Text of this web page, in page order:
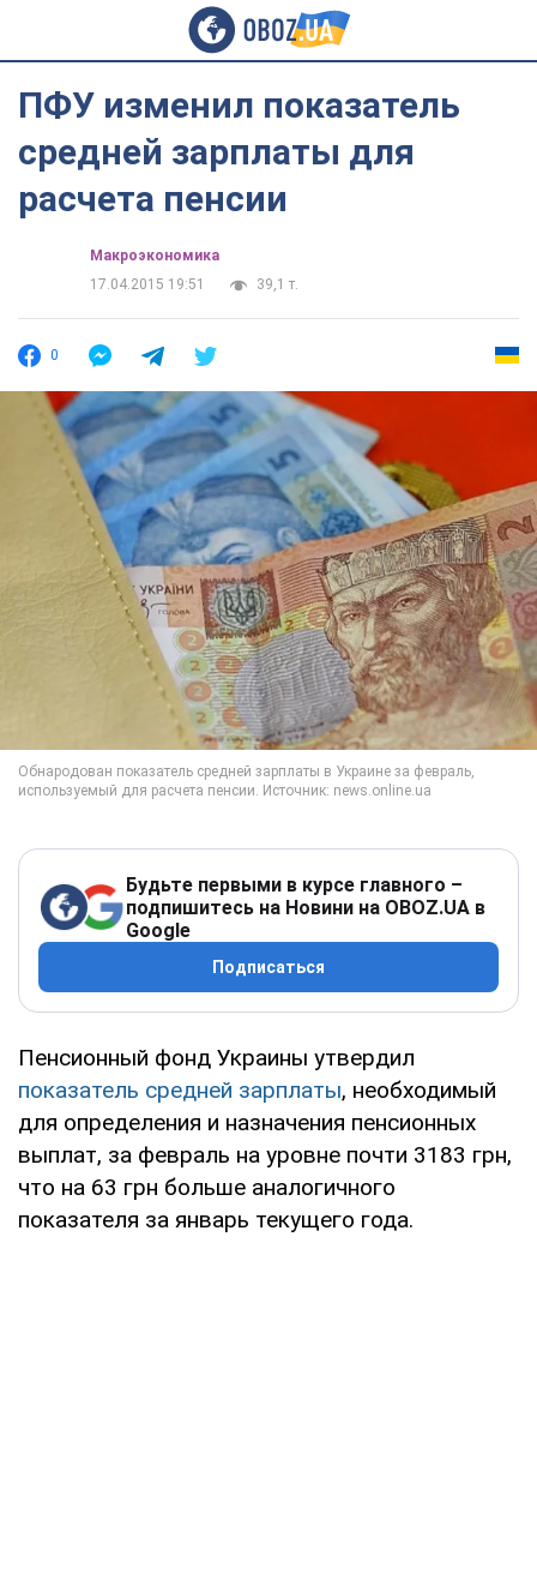
ПФУ изменил показатель
средней зарплаты для
расчета пенсии
Mакроэкономика
17.04.2015 19:51
39,1 т.
0
Будьте первыми в курсе главного –
подпишитесь на Новини на OBOZ.UA в
Google
Подписаться
Пенсионный фонд Украины утвердил
показатель средней зарплаты, необходимый
для определения и назначения пенсионных
выплат, за февраль на уровне почти 3183 грн,
что на 63 грн больше аналогичного
показателя за январь текущего года.